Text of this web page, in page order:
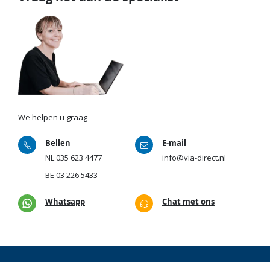
We helpen u graag
Bellen
NL035 623 4477
BE 03 226 5433
E-mail
info@via-direct.nl
Whatsapp Chat met ons